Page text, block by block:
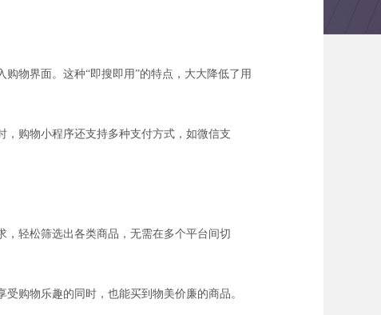
物界面。这种“即搜即用”的特点，大大降低了用
购物小程序还支持多种支付方式，如微信支
轻松筛选出各类商品，无需在多个平台间切
购物乐趣的同时，也能买到物美价廉的商品。